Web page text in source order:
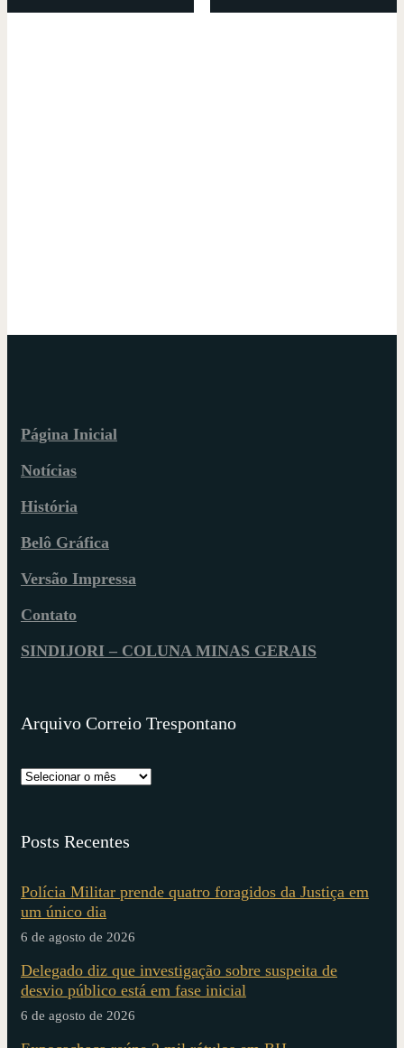
Página Inicial
Notícias
História
Belô Gráfica
Versão Impressa
Contato
SINDIJORI – COLUNA MINAS GERAIS
Arquivo Correio Trespontano
Posts Recentes
Polícia Militar prende quatro foragidos da Justiça em
um único dia
6 de agosto de 2026
Delegado diz que investigação sobre suspeita de
desvio público está em fase inicial
6 de agosto de 2026